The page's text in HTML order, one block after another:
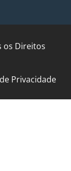
os Direitos
Privacidade